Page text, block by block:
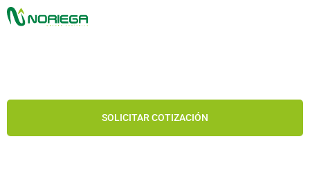
SOLICITAR COTIZACIÓN